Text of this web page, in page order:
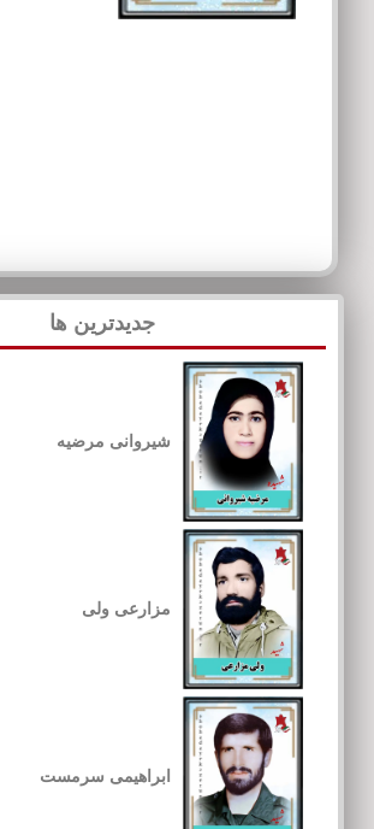
جدیدترین ها
شیروانی مرضیه
مزارعی ولی
ابراهیمی سرمست